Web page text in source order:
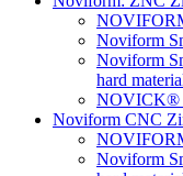
Noviform
Noviform
hard
NOVICK®
Noviform CNC
Noviform